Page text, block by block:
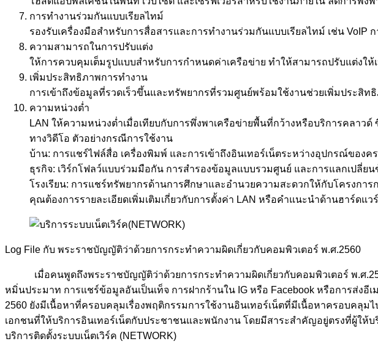
การทำงานร่วมกันแบบเรียลไทม์
รองรับเครื่องมือสำหรับการสื่อสารและการทำงานร่วมกันแบบเรียลไทม์ เช่น
ความสามารถในการปรับแต่ง
ให้การควบคุมเต็มรูปแบบสำหรับการกำหนดค่าเครือข่าย ทำให้สามารถปรับแต่งให้
เพิ่มประสิทธิภาพการทำงาน
การเข้าถึงข้อมูลที่รวดเร็วขึ้นและทรัพยากรที่รวมศูนย์พร้อมใช้งานช่วยเพิ่มประสิ
ความหน่วงต่ำ
LAN ให้ความหน่วงต่ำเมื่อเทียบกับการพึ่งพาเครือข่ายพื้นที่กว้างหรือบริการคลาว
ทางวิดีโอ ตัวอย่างกรณีการใช้งาน
บ้าน: การแชร์ไฟล์สื่อ เครื่องพิมพ์ และการเข้าถึงอินเทอร์เน็ตระหว่างอุปกรณ์ของค
ธุรกิจ: เวิร์กโฟลว์แบบร่วมมือกัน การสำรองข้อมูลแบบรวมศูนย์ และการแลกเปลี่ย
โรงเรียน: การแชร์ทรัพยากรด้านการศึกษาและอำนวยความสะดวกให้กับโครงกา
คุณต้องการรายละเอียดเพิ่มเติมเกี่ยวกับการตั้งค่า LAN หรือคำแนะนำด้านฮาร์ดแว
Log File กับ พระราชบัญญัติว่าด้วยการกระทำความผิดเกี่ยวกับคอมพิวเตอร์ พ.ศ.2560
เมื่อคนพูดถึงพระราชบัญญัติว่าด้วยการกระทำความผิดเกี่ยวกับคอมพิวเตอร์ พ.ศ
หมิ่นประมาท การแชร์ข้อมูลอันเป็นเท็จ การฝากร้านใน IG หรือ Facebook หรือการส่ง
2560 ยังมีเนื้อหาที่ครอบคลุมเรื่องพฤติกรรมการใช้งานอินเทอร์เน็ตที่มีเนื้อหาครอบคลุ
เอกชนที่ให้บริการอินเทอร์เน็ตกับประชาชนและพนักงาน โดยมีสาระสำคัญอยู่ตรงที่ผู้ให้บ
บริการติดตั้งระบบเน็ตเวิร์ค (NETWORK)